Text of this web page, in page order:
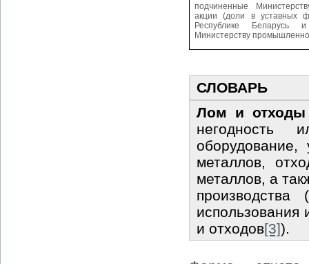
подчиненные
акции (доли в уставных
Республике Беларусь
Министерству
СЛОВАРЬ
Лом и отходы
негодность
металлов,
металлов, а
и отходов[3]).